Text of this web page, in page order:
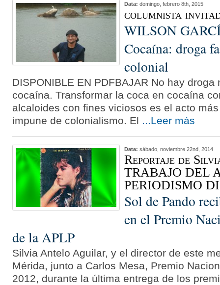
Data: domingo, febrero 8th, 2015
columnista
WILSON
Cocaína: droga
colonial
DISPONIBLE EN PDFBAJAR No hay
cocaína. Transformar la coca en cocaína
alcaloides con fines viciosos es el acto
impune de colonialismo. El ...Leer más
Data: sábado, noviembre 22nd, 2014
Reportaje de
TRABAJO DEL
PERIODISMO
Sol de Pando
en el Premio
de la APLP
Silvia Antelo Aguilar, y el director de este
Mérida, junto a Carlos Mesa, Premio
2012, durante la última entrega de los